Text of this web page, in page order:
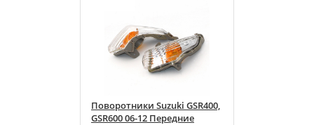
Поворотники Suzuki GSR400,
GSR600 06-12 Передние